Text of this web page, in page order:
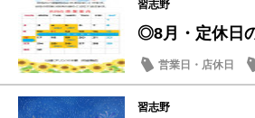
習志野
◎8月・定休日
営業日・店休日
習志野